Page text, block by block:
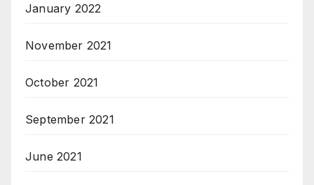
January 2022
November 2021
October 2021
September 2021
June 2021